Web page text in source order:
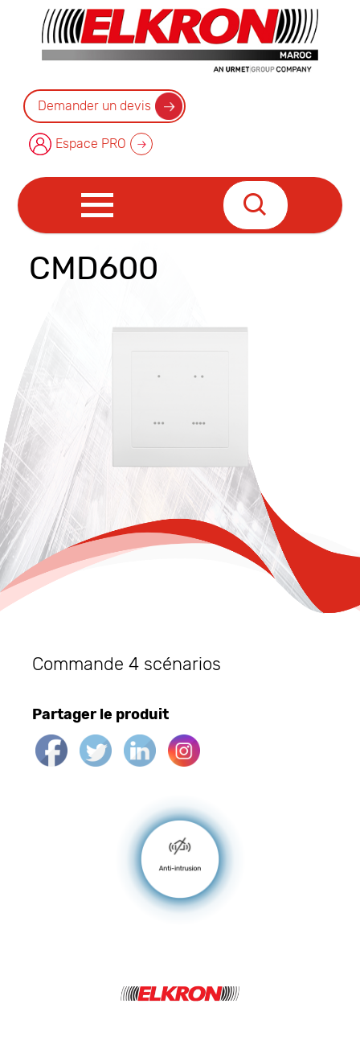
Demander un devis
Espace PRO
CMD600
Commande 4 scénarios
Partager le produit